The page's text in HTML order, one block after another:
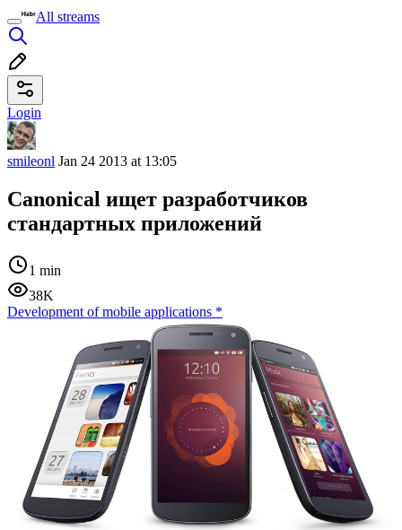
All streams
Login
smileonl Jan 24 2013 at 13:05
Canonical ищет разработчиков
стандартных приложений
1 min
38K
Development of mobile applications *